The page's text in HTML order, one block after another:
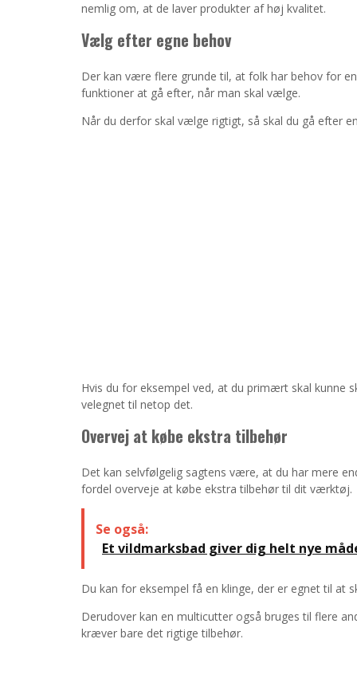
nemlig om, at de laver produkter af høj kvalitet.
Vælg efter egne behov
Der kan være flere grunde til, at folk har behov for
funktioner at gå efter, når man skal vælge.
Når du derfor skal vælge rigtigt, så skal du gå efter
Hvis du for eksempel ved, at du primært skal
velegnet til netop det.
Overvej at købe ekstra tilbehør
Det kan selvfølgelig sagtens være, at du har mere
fordel overveje at købe ekstra tilbehør til dit værktøj.
Se også:
Et vildmarksbad giver dig helt nye
Du kan for eksempel få en klinge, der er egnet til at
Derudover kan en multicutter også bruges til flere
kræver bare det rigtige tilbehør.